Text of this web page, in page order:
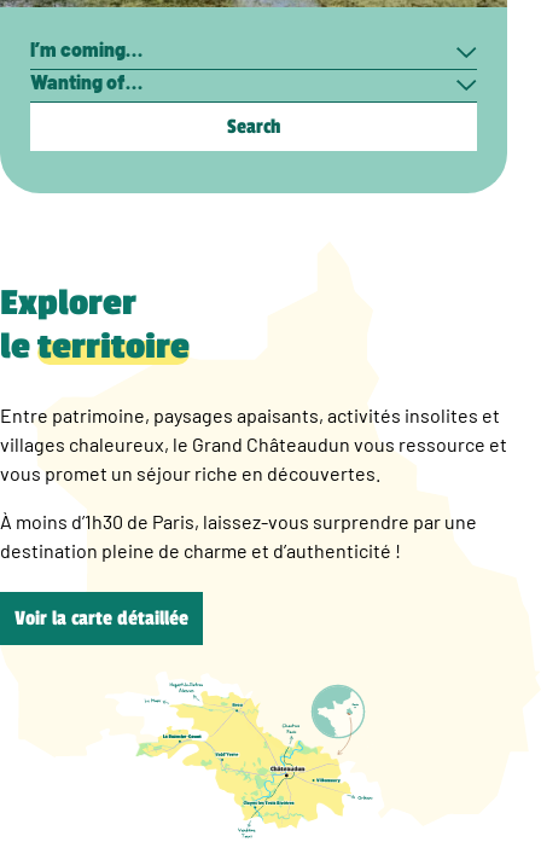
Search
Explorer
leterritoire
Entre patrimoine, paysages apaisants, activités insolites et
villages chaleureux, le Grand Châteaudun vous ressource et
vous promet un séjour riche en découvertes.
À moins d’1h30 de Paris, laissez-vous surprendre par une
destination pleine de charme et d’authenticité !
Voir la carte détaillée